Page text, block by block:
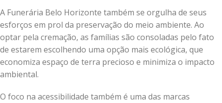
A Funerária Belo Horizonte também se orgulha de seus
esforços em prol da preservação do meio ambiente. Ao
optar pela cremação, as famílias são consoladas pelo fato
de estarem escolhendo uma opção mais ecológica, que
economiza espaço de terra precioso e minimiza o impacto
ambiental.
O foco na acessibilidade também é uma das marcas